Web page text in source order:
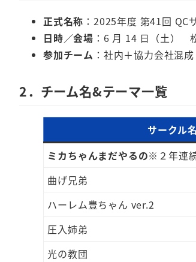
正式名称 ：2025年度 第41回 QC
日時／会場 ：6 月 14 日（土）
参加チーム ：社内＋協力会社混成
2．チーム名&テーマ一覧
サークル名
ミカちゃんまだやるの※２年連
曲げ兄弟
ハーレム豊ちゃん ver.2
圧入姉弟
光の教団